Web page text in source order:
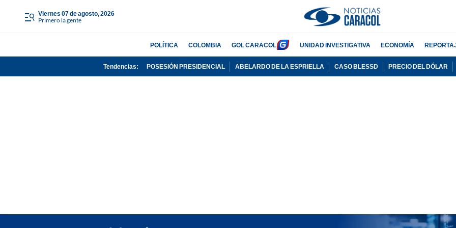
viernes 07 de agosto, 2026
Primero la gente
POLÍTICA COLOMBIA GOL CARACOL UNIDAD INVESTIGATIVA ECONOMÍA
Tendencias: POSESIÓN PRESIDENCIAL ABELARDO DE LA ESPRIELLA CASO BLESSD PRECIO DEL DÓLAR